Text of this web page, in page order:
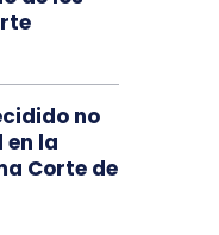
no
la
Corte de